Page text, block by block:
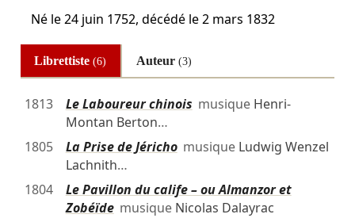
Né le24 juin 1752, décédé le2 mars 1832
Librettiste(6) Auteur (3)
1813 Le Laboureur chinois musique Henri-
Montan Berton…
1805
La Prise de Jérichomusique Ludwig Wenzel
Lachnith…
1804
Le Pavillon du calife – ou Almanzor et
Zobéïdemusique Nicolas Dalayrac